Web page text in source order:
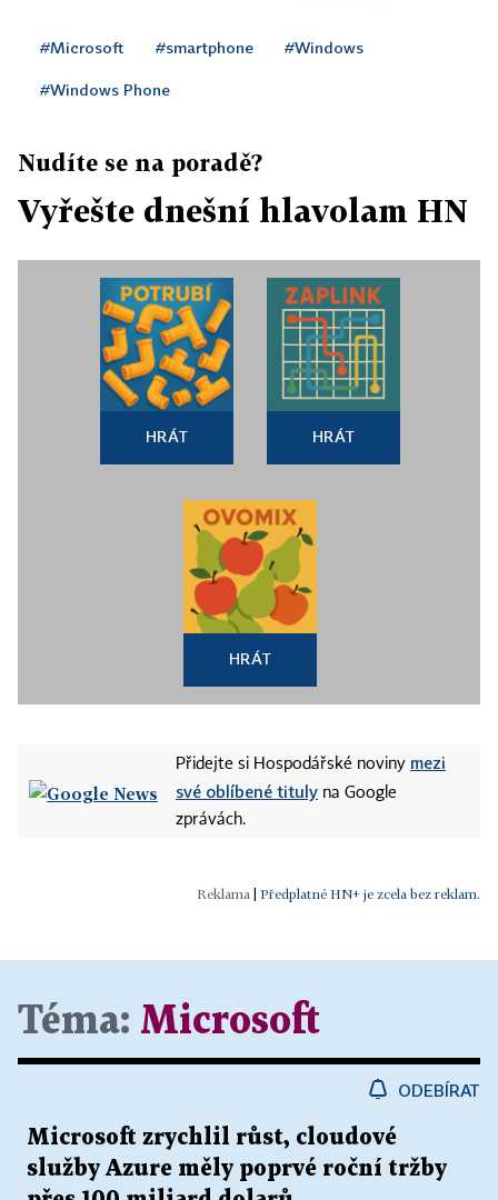
#Microsoft #smartphone #Windows
#Windows Phone
Nudíte se na poradě?
Vyřešte dnešní hlavolam HN
HRÁT HRÁT
HRÁT
Přidejte si Hospodářské noviny mezi
své oblíbené tituly na Google
zprávách.
Předplatné HN+ je zcela bez reklam.
Téma: Microsoft
ODEBÍRAT
Microsoft zrychlil růst, cloudové
služby Azure měly poprvé roční tržby